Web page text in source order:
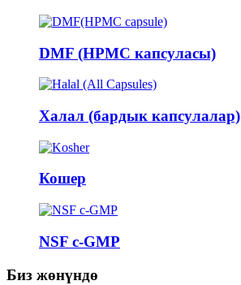
DMF (HPMC капсуласы)
Халал (бардык капсулалар)
Кошер
NSF c-GMP
Биз жөнүндө